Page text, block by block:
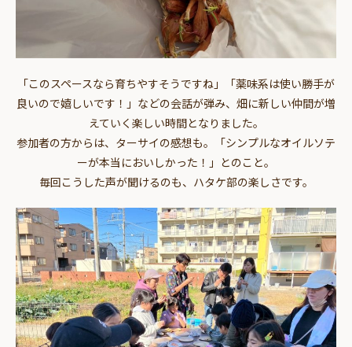
「このスペースなら育ちやすそうですね」「薬味系は使い勝手が
良いので嬉しいです！」などの会話が弾み、畑に新しい仲間が増
えていく楽しい時間となりました。
参加者の方からは、ターサイの感想も。「シンプルなオイルソテ
ーが本当においしかった！」とのこと。
毎回こうした声が聞けるのも、ハタケ部の楽しさです。